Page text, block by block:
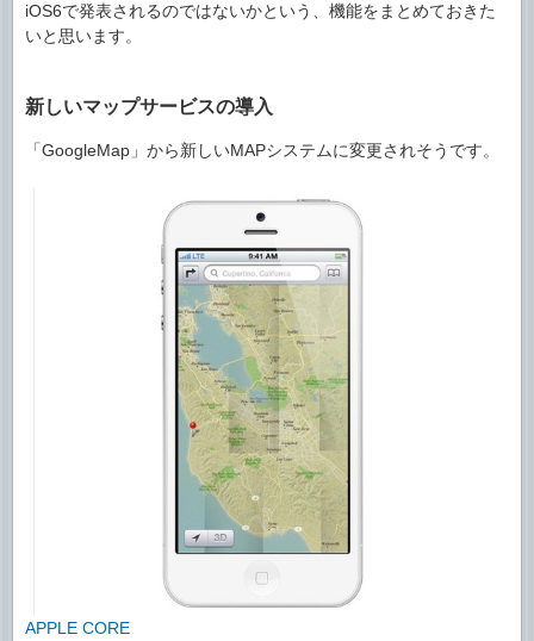
iOS6で発表されるのではないかという、機能をまとめておきた
いと思います。
新しいマップサービスの導入
「GoogleMap」から新しいMAPシステムに変更されそうです。
APPLE CORE